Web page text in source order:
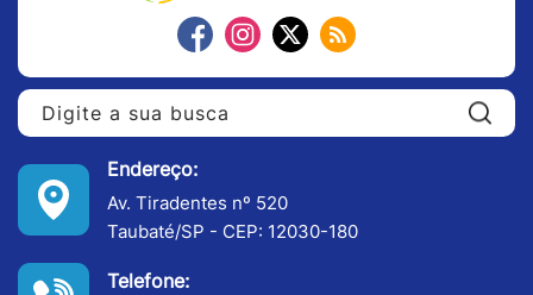
Endereço:
Av. Tiradentes nº 520
Taubaté/SP - CEP: 12030-180
Telefone: